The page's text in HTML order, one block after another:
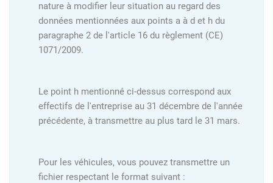
nature à modifier leur situation au regard des
données mentionnées aux points a à d et h du
paragraphe 2 de l'article 16 du règlement (CE)
1071/2009.
Le point h mentionné ci-dessus correspond aux
effectifs de l'entreprise au 31 décembre de l'année
précédente, à transmettre au plus tard le 31 mars.
Pour les véhicules, vous pouvez transmettre un
fichier respectant le format suivant :